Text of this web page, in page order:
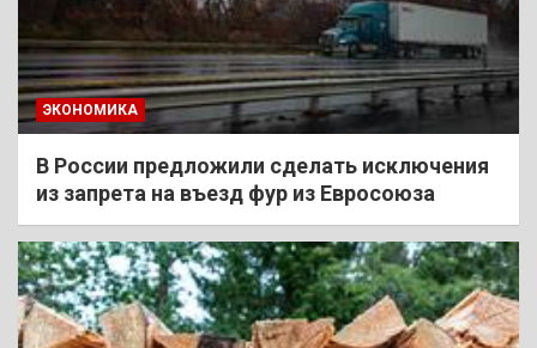
ЭКОНОМИКА
В России предложили сделать исключения
из запрета на въезд фур из Евросоюза